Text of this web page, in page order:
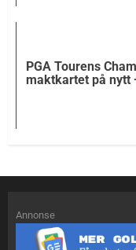
PGA Tourens
maktkartet på nytt
Annonse